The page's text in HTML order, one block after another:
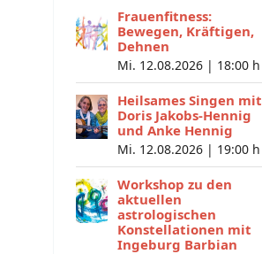
Frauenfitness:
Bewegen, Kräftigen,
Dehnen
Mi. 12.08.2026 | 18:00 h
Heilsames Singen mit
Doris Jakobs-Hennig
und Anke Hennig
Mi. 12.08.2026 | 19:00 h
Workshop zu den
aktuellen
astrologischen
Konstellationen mit
Ingeburg Barbian